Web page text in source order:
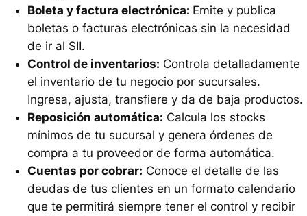
Boleta y factura electrónica: Emite y publica
boletas o facturas electrónicas sin la necesidad
de ir al SII.
Control de inventarios: Controla detalladamente
el inventario de tu negocio por sucursales.
Ingresa, ajusta, transfiere y da de baja productos.
Reposición automática: Calcula los stocks
mínimos de tu sucursal y genera órdenes de
compra a tu proveedor de forma automática.
Cuentas por cobrar: Conoce el detalle de las
deudas de tus clientes en un formato calendario
que te permitirá siempre tener el control y recibir